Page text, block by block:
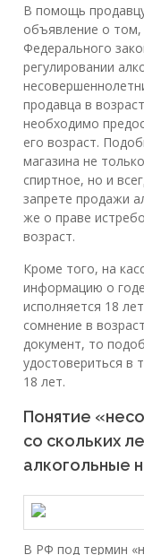
В помощь
объявление о том,
Федерального
регулировании
продавца в
необходимо
его возраст.
магазина не
спиртное, но и
запрете продажи
же о праве
возраст.
Кроме того, на
информацию о
исполняется 18
сомнение в
документ, то
удостовериться в
18 лет.
Понятие
со скольких
алкогольные
В РФ под термин